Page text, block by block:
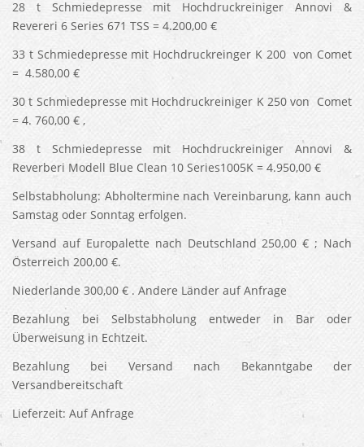
28 t Schmiedepresse mit Hochdruckreiniger Annovi &
Revereri 6 Series 671 TSS = 4.200,00 €
33 t Schmiedepresse mit Hochdruckreinger K 200 von Comet
= 4.580,00 €
30 t Schmiedepresse mit Hochdruckreiniger K 250 von Comet
= 4. 760,00 € ,
38 t Schmiedepresse mit Hochdruckreiniger Annovi &
Reverberi Modell Blue Clean 10 Series1005K = 4.950,00 €
Selbstabholung: Abholtermine nach Vereinbarung, kann auch
Samstag oder Sonntag erfolgen.
Versand auf Europalette nach Deutschland 250,00 € ; Nach
Österreich 200,00 €.
Niederlande 300,00 € . Andere Länder auf Anfrage
Bezahlung bei Selbstabholung entweder in Bar oder
Überweisung in Echtzeit.
Bezahlung bei Versand nach Bekanntgabe der
Versandbereitschaft
Lieferzeit: Auf Anfrage